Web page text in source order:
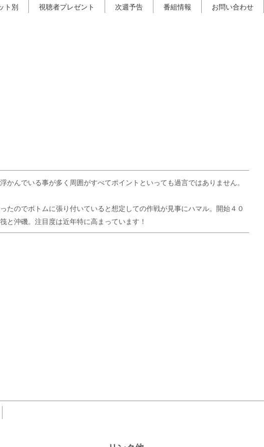
ト別 視聴者プレゼント 次週予告 番組情報 お問い合わせ
んでいる事が多く周囲がすべてポイントといっても過言ではありません。
のでボトムに張り付いていると想定しての作戦が見事にハマル。開始４０
沖磯。注目度は近年特に高まっています！